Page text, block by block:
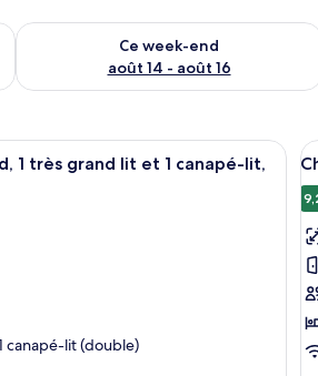
10 - août 11
Ce week-end
août 14 - août 16
Vérifier la disponibilité pour ce week-
un bureau avec une chaise, une télévision
Une chambre d’hôtel avec un grand
1 très grand lit et 1 canapé-lit,
canapé-lit (double)